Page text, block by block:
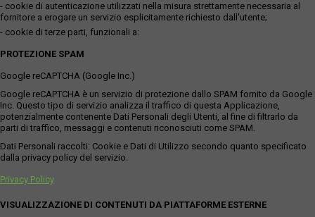
- cookie di autenticazione utilizzati nella misura strettamente necessaria al
fornitore a erogare un servizio esplicitamente richiesto dall'utente;
- cookie di terze parti, funzionali a:
PROTEZIONE SPAM
Google reCAPTCHA (Google Inc.)
Google reCAPTCHA è un servizio di protezione dallo SPAM fornito da Google
Inc. Questo tipo di servizio analizza il traffico di questa Applicazione,
potenzialmente contenente Dati Personali degli Utenti, al fine di filtrarlo da
parti di traffico, messaggi e contenuti riconosciuti come SPAM.
Dati Personali raccolti: Cookie e Dati di Utilizzo secondo quanto specificato
dalla privacy policy del servizio.
Privacy Policy
VISUALIZZAZIONE DI CONTENUTI DA PIATTAFORME ESTERNE